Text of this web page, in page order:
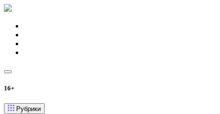
16+
Рубрики